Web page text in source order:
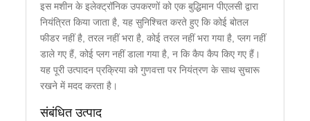
इस मशीन के इलेक्ट्रॉनिक उपकरणों को एक बुद्धिमान पीएलसी द्वारा
नियंत्रित किया जाता है, यह सुनिश्चित करते हुए कि कोई बोतल
फीडर नहीं है, तरल नहीं भरा है, कोई तरल नहीं भरा गया है, प्लग नहीं
डाले गए हैं, कोई प्लग नहीं डाला गया है, न कि कैप कैप किए गए हैं।
यह पूरी उत्पादन प्रक्रिया को गुणवत्ता पर नियंत्रण के साथ सुचारू
रखने में मदद करता है।
संबंधित उत्पाद